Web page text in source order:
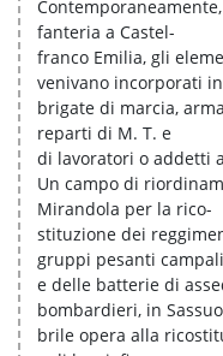
fanteria a Castel-
franco Emilia, gli
venivano incorporati in
brigate di marcia,
reparti di M. T. e
di lavoratori o addetti
Un campo di
Mirandola per la rico-
stituzione dei
gruppi pesanti campali
e delle batterie di
bombardieri, in
brile opera alla